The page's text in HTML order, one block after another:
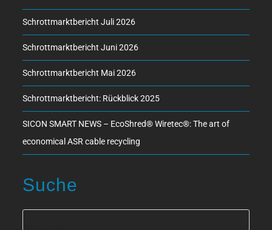
Schrottmarktbericht Juli 2026
Schrottmarktbericht Juni 2026
Schrottmarktbericht Mai 2026
Schrottmarktbericht: Rückblick 2025
SICON SMART NEWS – EcoShred® Wiretec®: The art of
economical ASR cable recycling
Suche